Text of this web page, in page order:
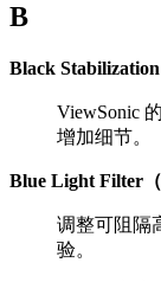
B
Black Stabilization
ViewSonic
增加细节。
Blue Light Filter（
调整可阻隔
验。